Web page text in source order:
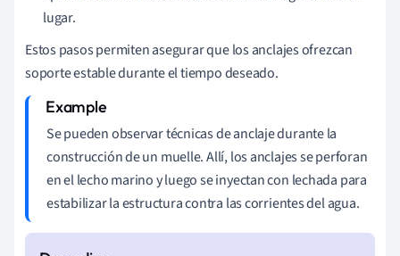
lugar.
Estos pasos permiten asegurar que los anclajes ofrezcan
soporte estable durante el tiempo deseado.
Se pueden observar técnicas de anclaje durante la
construcción de un muelle. Allí, los anclajes se perforan
en el lecho marino y luego se inyectan con lechada para
estabilizar la estructura contra las corrientes del agua.